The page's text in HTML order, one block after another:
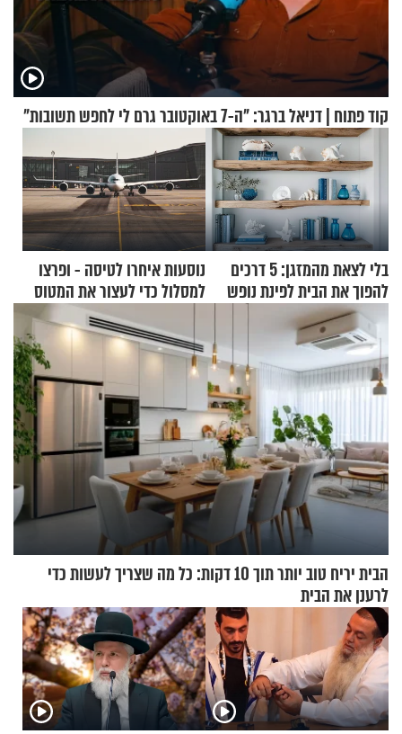
קוד פתוח | דניאל ברגר: "ה-7 באוקטובר גרם לי לחפש תשובות"
בלי לצאת מהמזגן: 5 דרכים
להפוך את הבית לפינת נופש
מעוצבת
נוסעות איחרו לטיסה - ופרצו
למסלול כדי לעצור את המטוס
הבית יריח טוב יותר תוך 10 דקות: כל מה שצריך לעשות כדי
לרענן את הבית